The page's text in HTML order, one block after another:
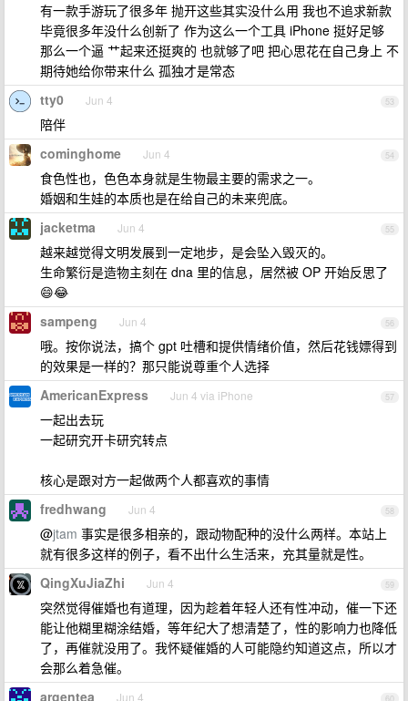
有一款手游玩了很多年 抛开这些其实没什么用 我也不追求新款
毕竟很多年没什么创新了 作为这么一个工具 iPhone 挺好足够
那么一个逼 艹起来还挺爽的 也就够了吧 把心思花在自己身上 不
期待她给你带来什么 孤独才是常态
53
tty0 Jun 4
陪伴
54
cominghome Jun 4
食色性也，色色本身就是生物最主要的需求之一。
婚姻和生娃的本质也是在给自己的未来兜底。
55
jacketma Jun 4
越来越觉得文明发展到一定地步，是会坠入毁灭的。
生命繁衍是造物主刻在 dna 里的信息，居然被 OP 开始反思了
😄😂
56
sampeng Jun 4
哦。按你说法，搞个 gpt 吐槽和提供情绪价值，然后花钱嫖得到
的效果是一样的？那只能说尊重个人选择
57
AmericanExpress Jun 4 via iPhone
一起出去玩
一起研究开卡研究转点
核心是跟对方一起做两个人都喜欢的事情
58
fredhwang Jun 4
@jtam 事实是很多相亲的，跟动物配种的没什么两样。本站上
就有很多这样的例子，看不出什么生活来，充其量就是性。
59
QingXuJiaZhi Jun 4
突然觉得催婚也有道理，因为趁着年轻人还有性冲动，催一下还
能让他糊里糊涂结婚，等年纪大了想清楚了，性的影响力也降低
了，再催就没用了。我怀疑催婚的人可能隐约知道这点，所以才
会那么着急催。
argentea Jun 4